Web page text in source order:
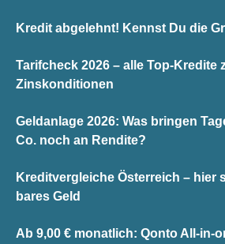
Kredit abgelehnt! Kennst Du die
Tarifcheck 2026 – alle Top-Kredite
Zinskonditionen
Geldanlage 2026: Was bringen
Co. noch an Rendite?
Kreditvergleiche Österreich – hier
bares Geld
Ab 9,00 € monatlich: Qonto All-in-